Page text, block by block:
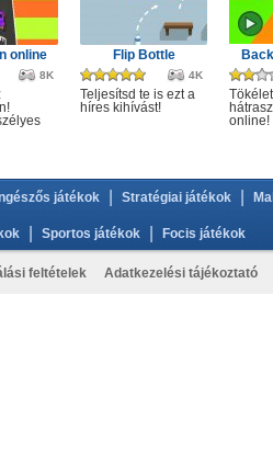
online
8K
Flip Bottle
4K
Teljesítsd te is ezt a
híres kihívást!
online!
játékok Stratégiai játékok
Sportos játékok Focis játékok
feltételek Adatkezelési tájékoztató